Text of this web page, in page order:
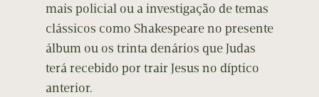
mais policial ou a investigação de temas
clássicos como Shakespeare no presente
álbum ou os trinta denários que Judas
terá recebido por trair Jesus no díptico
anterior.